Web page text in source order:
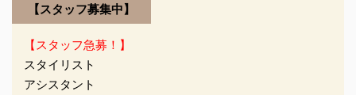
【スタッフ募集中】
【スタッフ急募！】
スタイリスト
アシスタント